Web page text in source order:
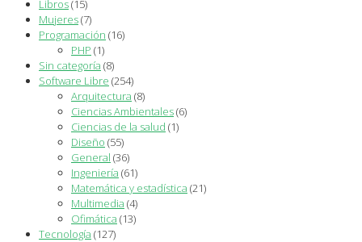
Libros(15)
Mujeres(7)
Programación (16)
PHP (1)
Sin categoría (8)
Software Libre (254)
Arquitectura (8)
Ciencias Ambientales(6)
Ciencias de la salud (1)
Diseño (55)
General (36)
Ingeniería (61)
Matemática y estadística (21)
Multimedia (4)
Ofimática (13)
Tecnología (127)